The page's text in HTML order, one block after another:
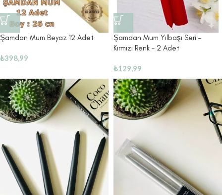
Şamdan Mum Beyaz 12 Adet
₺398,99
Şamdan Mum Yılbaşı Seri –
Kırmızı Renk – 2 Adet
₺129,99